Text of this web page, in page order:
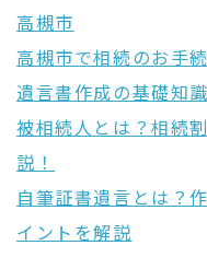
高槻市
高槻市で相続のお手
遺言書作成の基礎知識
被相続人とは？相続
説！
自筆証書遺言とは？
イントを解説